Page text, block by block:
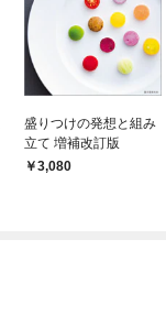
盛りつけの発想と組み
立て 増補改訂版
3,080